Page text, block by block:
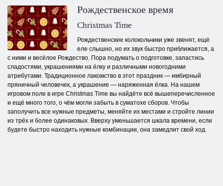
Рождественское время
Christmas Time
Рождественские колокольчики уже звенят, ещё
еле слышно, но их звук быстро приближается, а
с ними и весёлое Рождество. Пора подумать о подготовке, запастись
сладостями, украшениями на ёлку и различными новогодними
атрибутами. Традиционное лакомство в этот праздник — имбирный
пряничный человечек, а украшение — наряженная ёлка. На нашем
игровом поле в игре Christmas Time вы найдёте всё вышеперечисленное
и ещё много того, о чём могли забыть в суматохе сборов. Чтобы
заполучить все нужные предметы, меняйте их местами и стройте линии
из трёх и более одинаковых. Вверху уменьшается шкала времени, если
будете быстро находить нужные комбинации, она замедлит свой ход.